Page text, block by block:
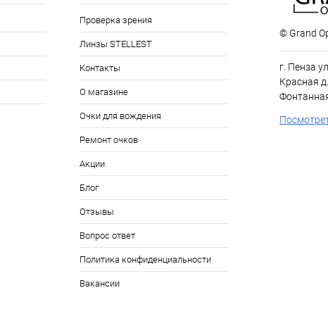
Проверка зрения
Линзы STELLEST
Контакты
О магазине
Очки для вождения
Ремонт очков
Акции
Блог
Отзывы
Вопрос ответ
Политика конфиденциальности
Вакансии
© Grand
г. Пенза
Красная